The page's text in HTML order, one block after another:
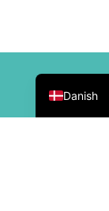
Ranum
Danish